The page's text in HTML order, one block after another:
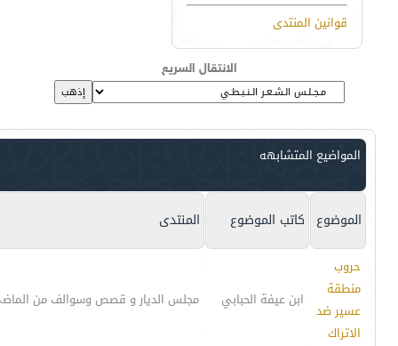
قوانين المنتدى
الانتقال السريع
المواضيع المتشابهه
الموضوع كاتب الموضوع المنتدى
حروب
منطقة
عسير ضد
الاتراك
ابن عيفة الحبابي مجلس الديار و قصص وسوالف من